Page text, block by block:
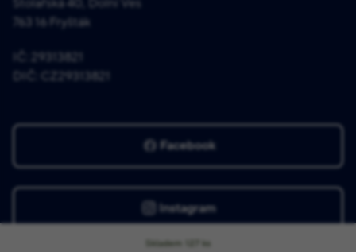
Skladem
ks
763 16 Fryšták
IČ: 29313821
DIČ: CZ29313821
Facebook
Instagram